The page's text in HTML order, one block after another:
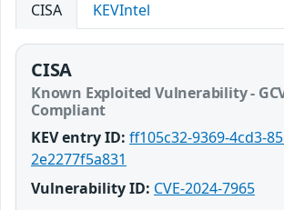
CISA KEVIntel
CISA
Known Exploited Vulnerability -
Compliant
KEV entry ID: ff105c32-9369-4cd3-
2e2277f5a831
Vulnerability ID: CVE-2024-7965